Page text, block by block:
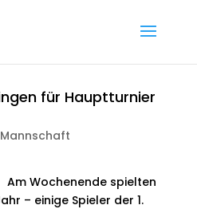
für Hauptturnier
Mannschaft
Am Wochenende spielten
– einige Spieler der 1.